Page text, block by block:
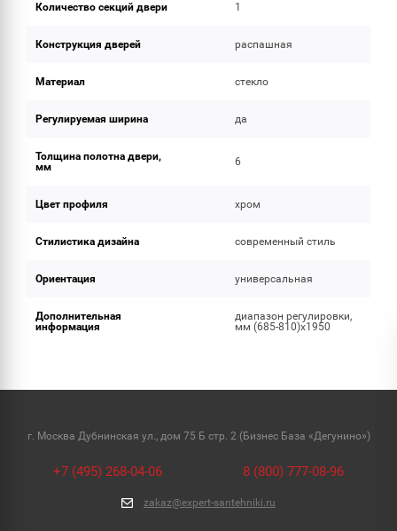
Количество секций двери 1
Конструкция дверей распашная
Материал стекло
Регулируемая ширина да
Толщина полотна двери,
мм
6
Цвет профиля хром
Стилистика дизайна современный стиль
Ориентация универсальная
Дополнительная
информация
диапазон регулировки,
мм (685-810)х1950
г. Москва Дубнинская ул., дом 75 Б стр. 2 (Бизнес База «Дегунино»)
+7 (495) 268-04-06 8 (800) 777-08-96
zakaz@expert-santehniki.ru